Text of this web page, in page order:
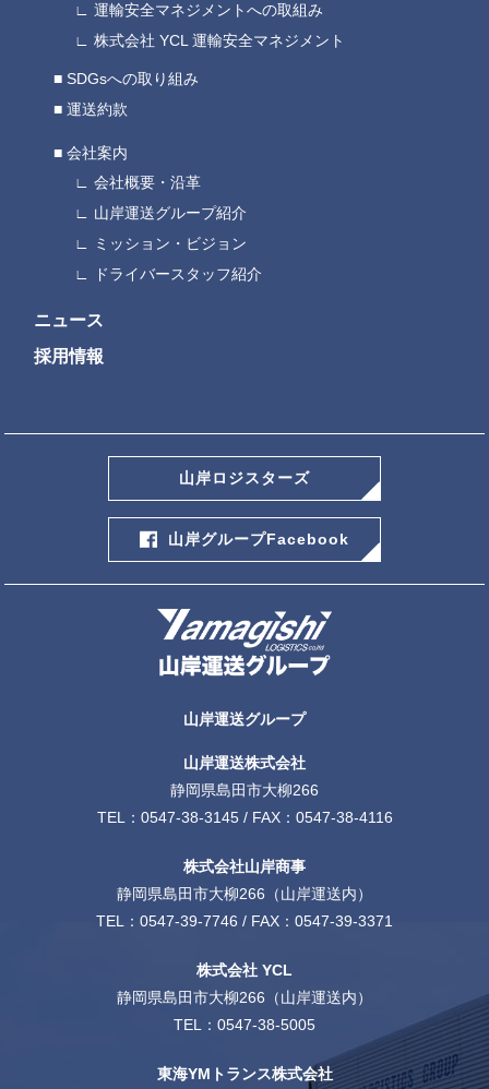
運輸安全マネジメントへの取組み
株式会社 YCL 運輸安全マネジメント
SDGsへの取り組み
運送約款
会社案内
会社概要・沿革
山岸運送グループ紹介
ミッション・ビジョン
ドライバースタッフ紹介
ニュース
採用情報
山岸運送グループ
山岸運送株式会社
静岡県島田市大柳266
TEL： 0547-38-3145/ FAX：0547-38-4116
株式会社山岸商事
静岡県島田市大柳266（山岸運送内）
TEL： 0547-39-7746 / FAX：0547-39-3371
株式会社 YCL
静岡県島田市大柳266（山岸運送内）
TEL： 0547-38-5005
東海YMトランス株式会社
山岸ロジスターズ
山岸グループFacebook